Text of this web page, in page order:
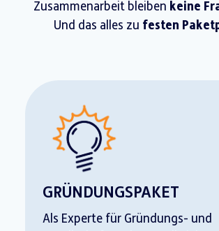
Zusammenarbeit bleiben keine
Und das alles zu festen
GRÜNDUNGSPAKET
Als Experte für Gründungs- und